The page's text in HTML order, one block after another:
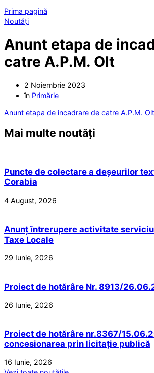
Prima pagină
Noutăți
Anunt etapa de
catre A.P.M. Olt
2 Noiembrie 2023
în Primărie
Anunt etapa de incadrare de catre A.P.M. Olt
Mai multe noutăți
Puncte de colectare a deșeurilor
Corabia
4 August, 2026
Anunț întrerupere activitate
Taxe Locale
29 Iunie, 2026
Proiect de hotărâre Nr. 8913/
26 Iunie, 2026
Proiect de hotărâre nr.8367/
concesionarea prin licitație publică
16 Iunie, 2026